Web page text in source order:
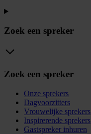
Zoek een spreker
Zoek een spreker
Onze sprekers
Dagvoorzitters
Vrouwelijke sprekers
Inspirerende sprekers
Gastspreker inhuren